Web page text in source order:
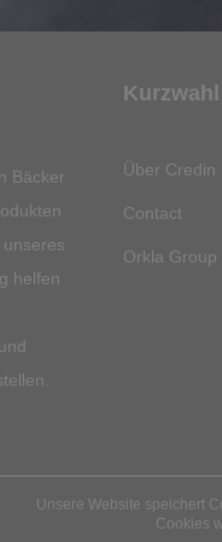
Bäcker
helfen
Kurzwahl
Über Credin
Contact
Orkla Group
Unsere Website speichert
Cookies